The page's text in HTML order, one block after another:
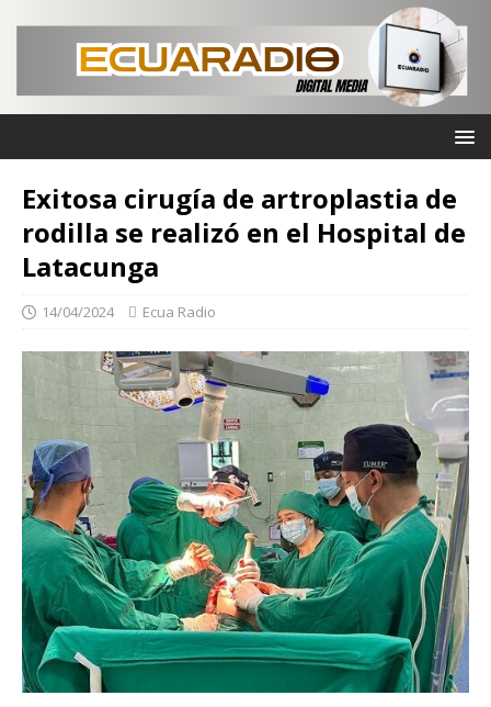
Exitosa cirugía de artroplastia de
rodilla se realizó en el Hospital de
Latacunga
14/04/2024 Ecua Radio